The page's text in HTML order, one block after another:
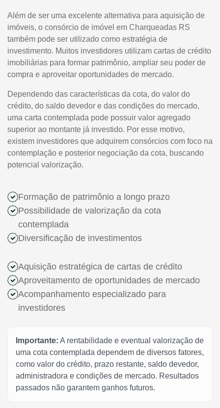
Além de ser uma excelente alternativa para aquisição de
imóveis, o consórcio de imóvel em Charqueadas RS
também pode ser utilizado como estratégia de
investimento. Muitos investidores utilizam cartas de crédito
imobiliárias para formar patrimônio, ampliar seu poder de
compra e aproveitar oportunidades de mercado.
Dependendo das características da cota, do valor do
crédito, do saldo devedor e das condições do mercado,
uma carta contemplada pode possuir valor agregado
superior ao montante já investido. Por esse motivo,
existem investidores que adquirem consórcios com foco na
contemplação e posterior negociação da cota, buscando
potencial valorização.
Formação de patrimônio a longo prazo
Possibilidade de valorização da cota
contemplada
Diversificação de investimentos
Aquisição estratégica de cartas de crédito
Aproveitamento de oportunidades de mercado
Acompanhamento especializado para
investidores
Importante: A rentabilidade e eventual valorização de
uma cota contemplada dependem de diversos fatores,
como valor do crédito, prazo restante, saldo devedor,
administradora e condições de mercado. Resultados
passados não garantem ganhos futuros.